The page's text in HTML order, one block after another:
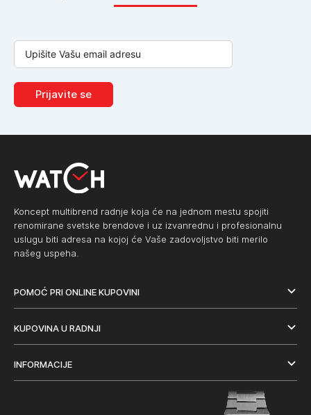
Prijavite se
Koncept multibrend radnje koja će na jednom mestu spojiti
renomirane svetske brendove i uz izvanrednu i profesionalnu
uslugu biti adresa na kojoj će Vaše zadovoljstvo biti merilo
našeg uspeha.
POMOĆ PRI ONLINE KUPOVINI
KUPOVINA U RADNJI
INFORMACIJE